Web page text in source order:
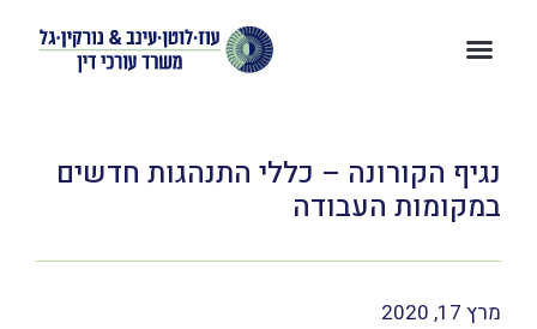
נגיף הקורונה – כללי התנהגות חדשים
במקומות העבודה
מרץ 17, 2020